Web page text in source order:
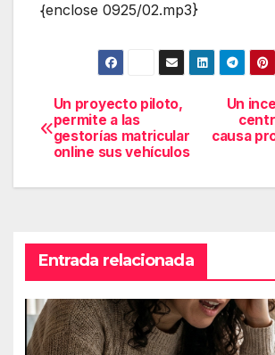
{enclose 0925/02.mp3}
Navegación
de
entradas
Un
causa
Un proyecto piloto,
permite a las
gestorías matricular
online sus vehículos
Entrada relacionada